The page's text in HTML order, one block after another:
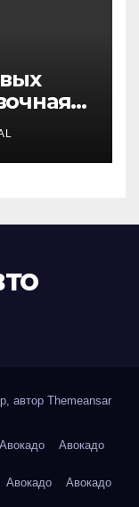
автор Themeansar
Авокадо Авокадо
Авокадо Авокадо